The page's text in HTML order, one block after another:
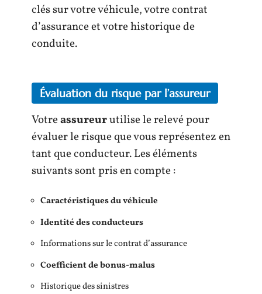
clés sur votre véhicule, votre contrat
d’assurance et votre historique de
conduite.
Évaluation du risque par l’assureur
Votreassureurutilise le relevé pour
évaluer le risque que vous représentez en
tant que conducteur. Les éléments
suivants sont pris en compte :
Caractéristiques du véhicule
Identité des conducteurs
Informations sur le contrat d’assurance
Coefficient de bonus-malus
Historique des sinistres